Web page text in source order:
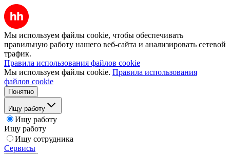
Мы используем файлы cookie, чтобы обеспечивать
правильную работу нашего веб-сайта и анализировать сетевой
трафик.
Правила использования файлов cookie
Мы используем файлы cookie. Правила использования
файлов cookie
Понятно
Ищу работу
Ищу работу
Ищу работу
Ищу сотрудника
Сервисы